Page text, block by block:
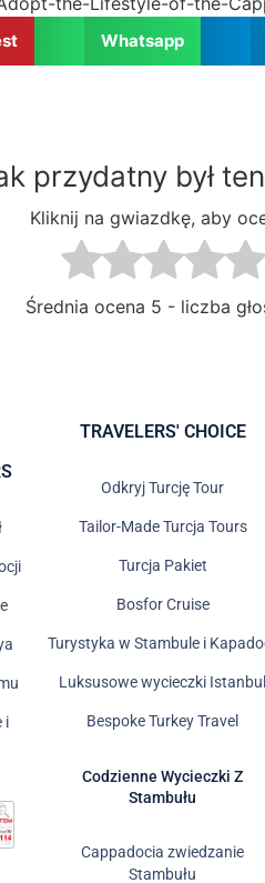
Whatsapp
przydatny był
Kliknij na gwiazdkę, aby
Średnia ocena 5 - liczba
i
TRAVELERS' CHOICE
Odkryj Turcję Tour
Tailor-Made Turcja Tours
Turcja Pakiet
Bosfor Cruise
Turystyka w Stambule i
Luksusowe wycieczki Istanbul
Bespoke Turkey Travel
Codzienne Wycieczki Z
Stambułu
Cappadocia zwiedzanie
Stambułu